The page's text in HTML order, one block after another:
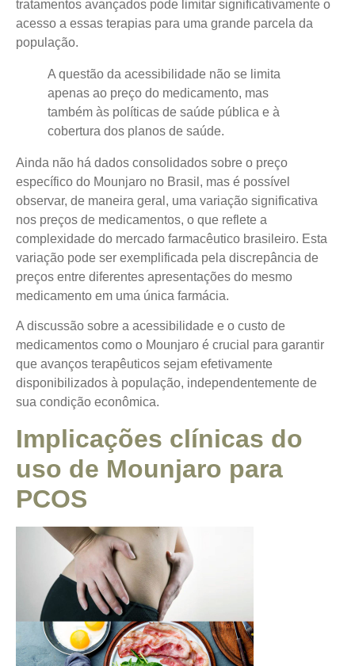
tratamentos avançados pode limitar significativamente o
acesso a essas terapias para uma grande parcela da
população.
A questão da acessibilidade não se limita
apenas ao preço do medicamento, mas
também às políticas de saúde pública e à
cobertura dos planos de saúde.
Ainda não há dados consolidados sobre o preço
específico do Mounjaro no Brasil, mas é possível
observar, de maneira geral, uma variação significativa
nos preços de medicamentos, o que reflete a
complexidade do mercado farmacêutico brasileiro. Esta
variação pode ser exemplificada pela discrepância de
preços entre diferentes apresentações do mesmo
medicamento em uma única farmácia.
A discussão sobre a acessibilidade e o custo de
medicamentos como o Mounjaro é crucial para garantir
que avanços terapêuticos sejam efetivamente
disponibilizados à população, independentemente de
sua condição econômica.
Implicações clínicas do
uso de Mounjaro para
PCOS